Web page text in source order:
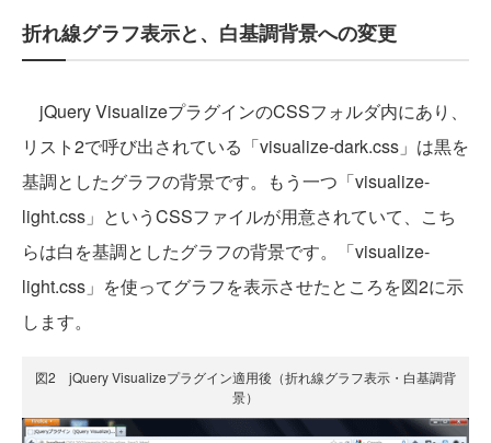
折れ線グラフ表示と、白基調背景への変更
jQuery VisualizeプラグインのCSSフォルダ内にあり、
リスト2で呼び出されている「visualize-dark.css」は黒を
基調としたグラフの背景です。もう一つ「visualize-
light.css」というCSSファイルが用意されていて、こち
らは白を基調としたグラフの背景です。「visualize-
light.css」を使ってグラフを表示させたところを図2に示
します。
図2 jQuery Visualizeプラグイン適用後（折れ線グラフ表示・白基調背
景）